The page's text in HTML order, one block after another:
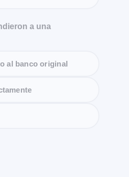
a una
al banco original